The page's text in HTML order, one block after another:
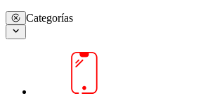
Categorías